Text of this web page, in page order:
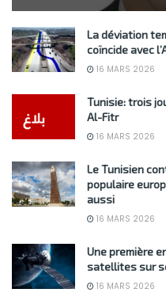
La déviation
coïncide avec
16 MARS 2026
Tunisie: trois
Al-Fitr
16 MARS 2026
Le Tunisien
populaire
aussi
16 MARS 2026
Une première
satellites sur
16 MARS 2026